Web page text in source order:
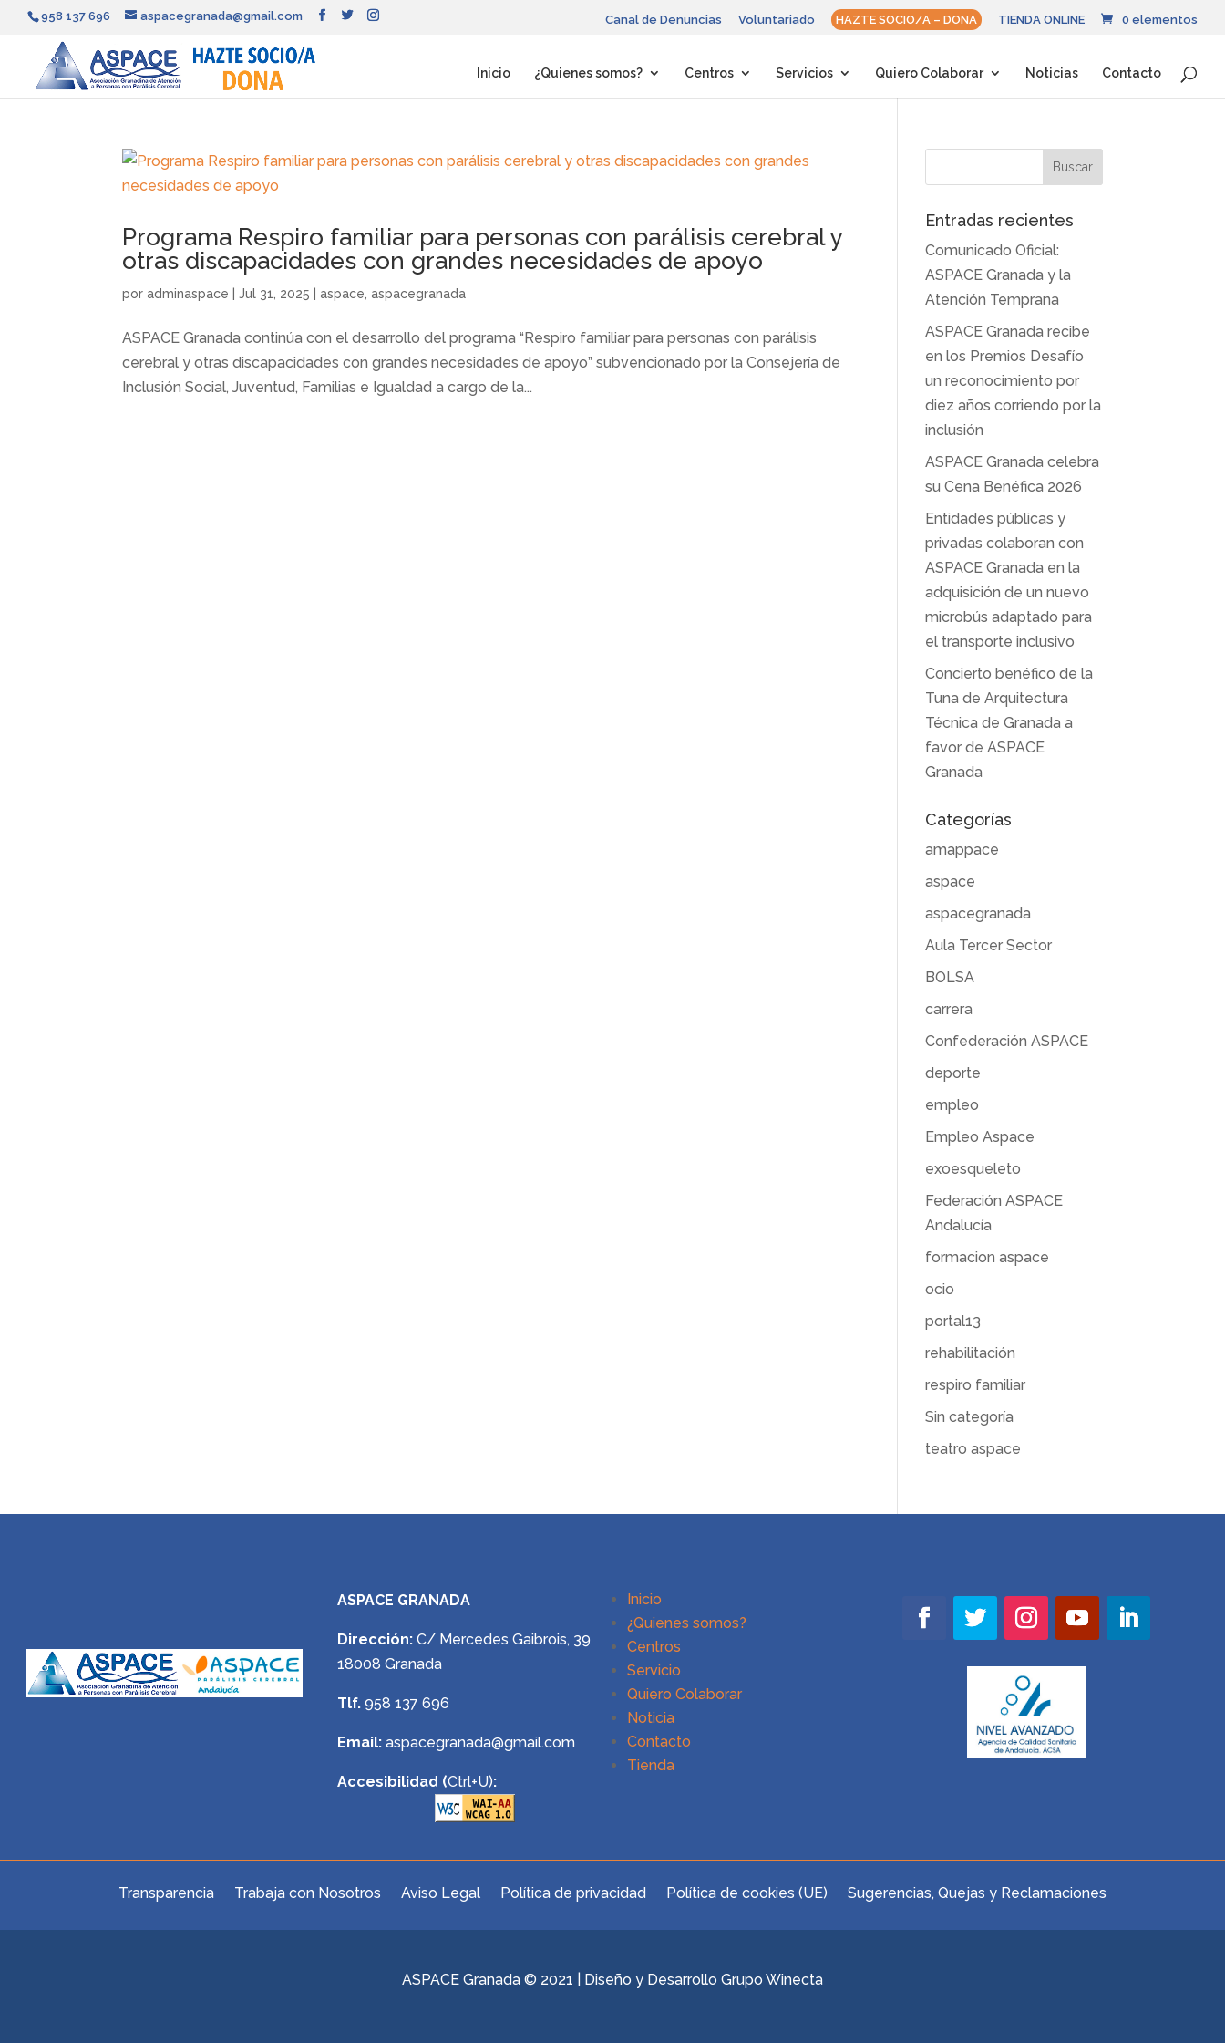
958 137 696 aspacegranada@gmail.com Canal de Denuncias Voluntariado HAZTE SOCIO/A – DONA TIENDA ONLINE 0 elementos
Inicio ¿Quienes somos? Centros Servicios Quiero Colaborar Noticias Contacto
Programa Respiro familiar para personas con parálisis cerebral y
otras discapacidades con grandes necesidades de apoyo
poradminaspace |Jul 31, 2025 |aspace ,aspacegranada
ASPACE Granada continúa con el desarrollo del programa “Respiro familiar para personas con parálisis
cerebral y otras discapacidades con grandes necesidades de apoyo” subvencionado por la Consejería de
Inclusión Social, Juventud, Familias e Igualdad a cargo de la...
Entradas recientes
Comunicado Oficial:
ASPACE Granada y la
Atención Temprana
ASPACE Granada recibe
en los Premios Desafío
un reconocimiento por
diez años corriendo por la
inclusión
ASPACE Granada celebra
su Cena Benéfica 2026
Entidades públicas y
privadas colaboran con
ASPACE Granada en la
adquisición de un nuevo
microbús adaptado para
el transporte inclusivo
Concierto benéfico de la
Tuna de Arquitectura
Técnica de Granada a
favor de ASPACE
Granada
Categorías
amappace
aspace
aspacegranada
Aula Tercer Sector
BOLSA
carrera
Confederación ASPACE
deporte
empleo
Empleo Aspace
exoesqueleto
Federación ASPACE
Andalucía
formacion aspace
ocio
portal13
rehabilitación
respiro familiar
Sin categoría
teatro aspace
ASPACE GRANADA
Dirección: C/ Mercedes Gaibrois, 39
18008 Granada
Tlf. 958 137 696
Email: aspacegranada@gmail.com
Accesibilidad (Ctrl+U):
Inicio
¿Quienes somos?
Centros
Servicio
Quiero Colaborar
Noticia
Contacto
Tienda
Transparencia Trabaja con Nosotros Aviso Legal Política de privacidad Política de cookies (UE) Sugerencias, Quejas y Reclamaciones
ASPACE Granada © 2021 | Diseño y Desarrollo Grupo Winecta